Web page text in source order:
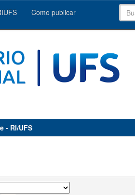
Como publicar
- RI/UFS